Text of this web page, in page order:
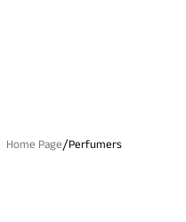
Home Page/Perfumers